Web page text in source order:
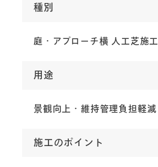
種別
庭・アプローチ横 人工芝施工
用途
景観向上・維持管理負担軽減
施工のポイント